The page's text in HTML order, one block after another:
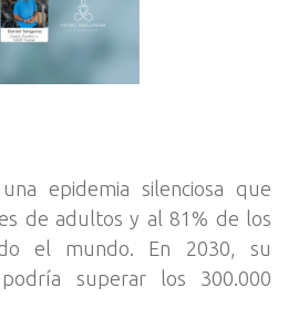
epidemia silenciosa que
de adultos y al 81% de los
el mundo. En 2030, su
superar los 300.000